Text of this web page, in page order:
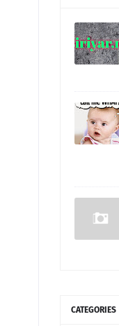
CATEGORIES